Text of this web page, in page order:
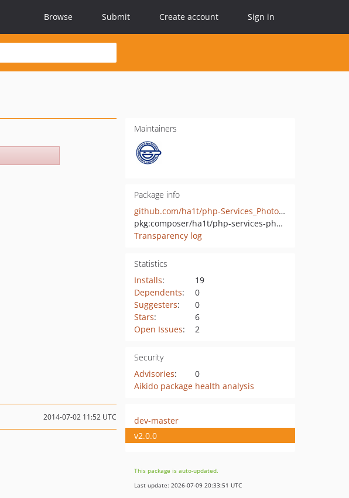
Browse Submit Create account Sign in
Maintainers
Package info
github.com/ha1t/php-Services_Photozou
pkg:composer/ha1t/php-services-photozou
Transparency log
Statistics
Installs:
19
Dependents:
0
Suggesters:
0
Stars:
6
Open Issues: 2
Security
Advisories:
0
Aikido package health analysis
2014-07-02 11:52 UTC
dev-master
v2.0.0
This package is auto-updated.
Last update: 2026-07-09 20:33:51 UTC